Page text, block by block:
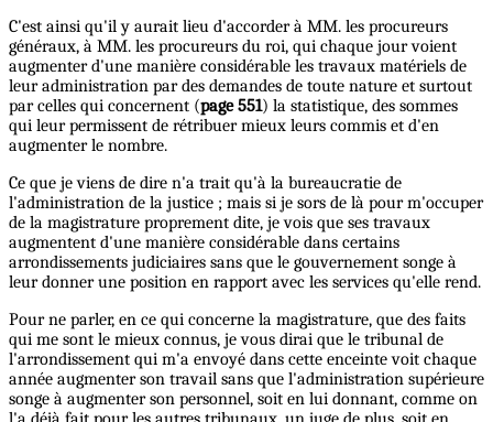
C'est ainsi qu'il y aurait lieu d'accorder à MM. les procureurs
généraux, à MM. les procureurs du roi, qui chaque jour voient
augmenter d'une manière considérable les travaux matériels de
leur administration par des demandes de toute nature et surtout
par celles qui concernent (page 551) la statistique, des sommes
qui leur permissent de rétribuer mieux leurs commis et d'en
augmenter le nombre.
Ce que je viens de dire n'a trait qu'à la bureaucratie de
l'administration de la justice ; mais si je sors de là pour m'occuper
de la magistrature proprement dite, je vois que ses travaux
augmentent d'une manière considérable dans certains
arrondissements judiciaires sans que le gouvernement songe à
leur donner une position en rapport avec les services qu'elle rend.
Pour ne parler, en ce qui concerne la magistrature, que des faits
qui me sont le mieux connus, je vous dirai que le tribunal de
l'arrondissement qui m'a envoyé dans cette enceinte voit chaque
année augmenter son travail sans que l'administration supérieure
songe à augmenter son personnel, soit en lui donnant, comme on